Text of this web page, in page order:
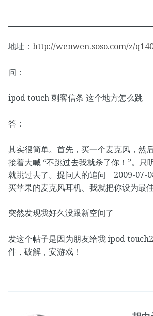
地址： http://wenwen.soso.com/z/
问：
ipod touch 刺客信条 这个地方怎么跳
答：
其实很简单。首先，买一个麦克风，然
接着大喊 “不跳过去我就杀了你！”。只
就跳过去了。提问人的追问 2009-07-
买苹果的麦克风耳机、我就把你设为最
突然发现我好久没跟新空间了
发这个帖子是因为朋友给我 ipod
件，破解，安游戏！